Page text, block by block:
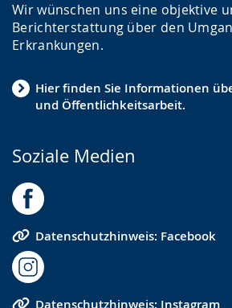
Wir wünschen uns eine objektive
Berichterstattung über den
Erkrankungen.
Hier finden Sie Informationen
und Öffentlichkeitsarbeit.
Soziale Medien
Datenschutzhinweis: Facebook
Datenschutzhinweis: Instagram